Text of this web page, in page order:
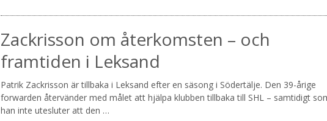
Zackrisson om återkomsten – och
framtiden i Leksand
Patrik Zackrisson är tillbaka i Leksand efter en säsong i Södertälje. Den 39-årige
forwarden återvänder med målet att hjälpa klubben tillbaka till SHL – samtidigt
han inte utesluter att den …